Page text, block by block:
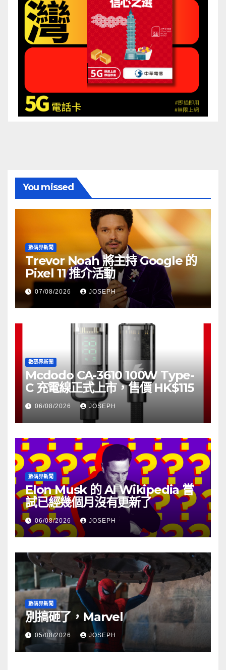
You missed
數碼界新聞
Trevor Noah 將主持 Google 的
Pixel 11 推介活動
07/08/2026 JOSEPH
數碼界新聞
Mcdodo CA-3610 100W Type-
C 充電線正式上市，售價 HK$115
06/08/2026 JOSEPH
數碼界新聞
Elon Musk 的 AI Wikipedia 嘗
試已經幾個月沒有更新了
06/08/2026 JOSEPH
數碼界新聞
別搞砸了，Marvel
05/08/2026 JOSEPH